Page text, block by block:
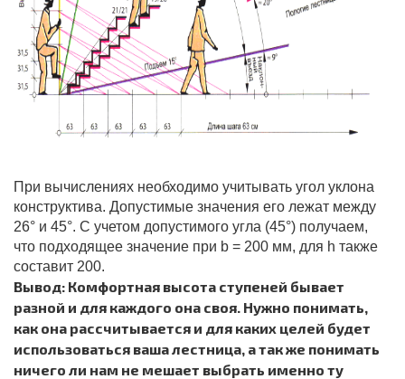
При вычислениях необходимо учитывать угол уклона
конструктива. Допустимые значения его лежат между
26° и 45°. С учетом допустимого угла (45°) получаем,
что подходящее значение при b = 200 мм, для h также
составит 200.
Вывод: Комфортная высота ступеней бывает
разной и для каждого она своя. Нужно понимать,
как она рассчитывается и для каких целей будет
использоваться ваша лестница, а так же понимать
ничего ли нам не мешает выбрать именно ту